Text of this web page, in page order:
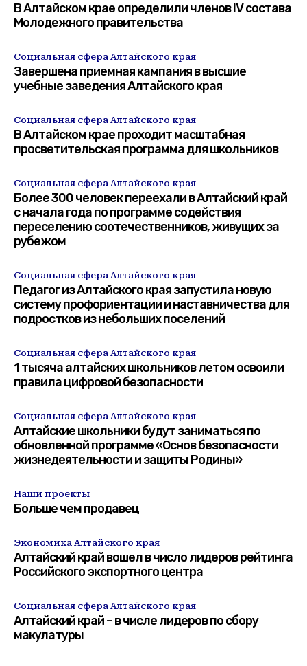
В Алтайском крае определили членов IV состава
Молодежного правительства
Социальная сфера Алтайского края
Завершена приемная кампания в высшие
учебные заведения Алтайского края
Социальная сфера Алтайского края
В Алтайском крае проходит масштабная
просветительская программа для школьников
Социальная сфера Алтайского края
Более 300 человек переехали в Алтайский край
с начала года по программе содействия
переселению соотечественников, живущих за
рубежом
Социальная сфера Алтайского края
Педагог из Алтайского края запустила новую
систему профориентации и наставничества для
подростков из небольших поселений
Социальная сфера Алтайского края
1 тысяча алтайских школьников летом освоили
правила цифровой безопасности
Социальная сфера Алтайского края
Алтайские школьники будут заниматься по
обновленной программе «Основ безопасности
жизнедеятельности и защиты Родины»
Наши проекты
Больше чем продавец
Экономика Алтайского края
Алтайский край вошел в число лидеров рейтинга
Российского экспортного центра
Социальная сфера Алтайского края
Алтайский край – в числе лидеров по сбору
макулатуры